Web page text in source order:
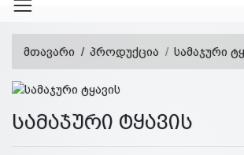
მთავარი პროდუქცია სამაჯური
სამაჯური ტყავის